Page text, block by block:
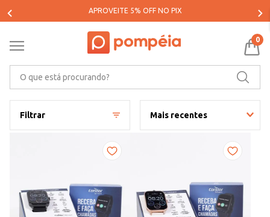
APROVEITE 5% OFF NO PIX
0
Filtrar Mais recentes